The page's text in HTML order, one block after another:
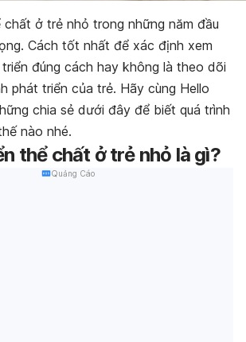
ở trẻ nhỏ trong những năm đầu
Cách tốt nhất để xác định xem
đúng cách hay không là theo dõi
phát triển của trẻ. Hãy cùng Hello
chia sẻ dưới đây để biết quá trình
nào nhé.
thể chất ở trẻ nhỏ là gì?
Quảng Cáo